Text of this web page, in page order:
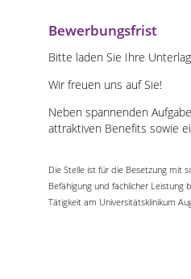
Bewerbungsfrist
Bitte laden Sie Ihre
Wir freuen uns auf Sie!
Neben spannenden
attraktiven Benefits sowie
Die Stelle ist für die Besetzung mit
Befähigung und fachlicher Leistung
Tätigkeit am Universitätsklinikum